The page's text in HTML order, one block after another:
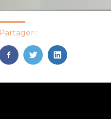
Partager :
FaceBook
TwitterLinkedIn